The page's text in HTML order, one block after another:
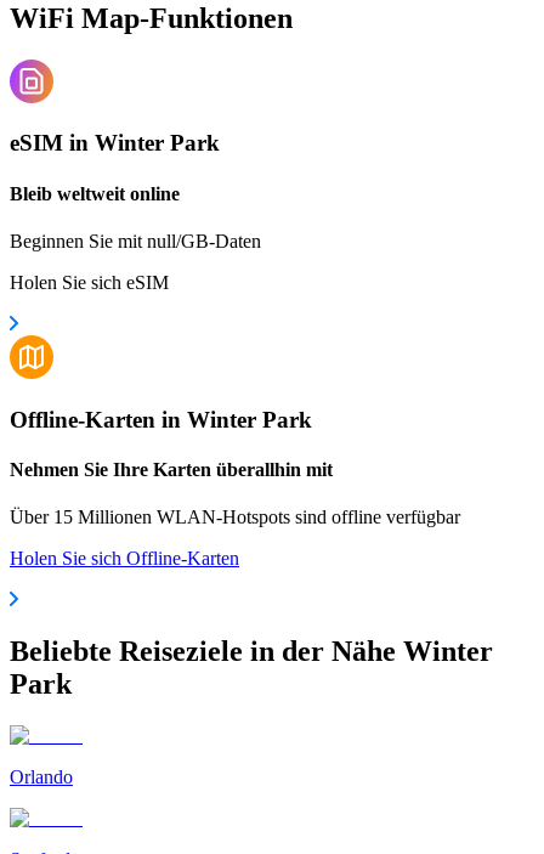
WiFi Map-Funktionen
eSIM in Winter Park
Bleib weltweit online
Beginnen Sie mit null/GB-Daten
Holen Sie sich eSIM
Offline-Karten in Winter Park
Nehmen Sie Ihre Karten überallhin mit
Über 15 Millionen WLAN-Hotspots sind offline verfügbar
Holen Sie sich Offline-Karten
Beliebte Reiseziele in der Nähe Winter
Park
Orlando